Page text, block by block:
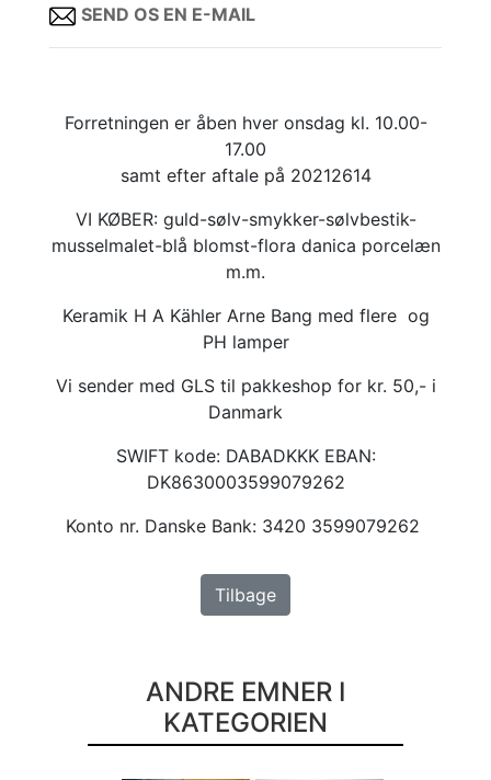
SEND OS EN E-MAIL
Forretningen er åben hver onsdag kl. 10.00-
17.00
samt efter aftale på 20212614
VI KØBER: guld-sølv-smykker-sølvbestik-
musselmalet-blå blomst-flora danica porcelæn
m.m.
Keramik H A Kähler Arne Bang med flere og
PH lamper
Vi sender med GLS til pakkeshop for kr. 50,- i
Danmark
SWIFT kode: DABADKKK EBAN:
DK8630003599079262
Konto nr. Danske Bank: 3420 3599079262
Tilbage
ANDRE EMNER I
KATEGORIEN